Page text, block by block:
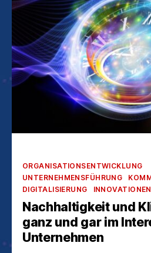
Kategorien
ORGANISATIONSENTWICKLUNG
UNTERNEHMENSFÜHRUNG
DIGITALISIERUNG
INNOVATIONEN
Nachhaltigkeit und
ganz und gar im
Unternehmen